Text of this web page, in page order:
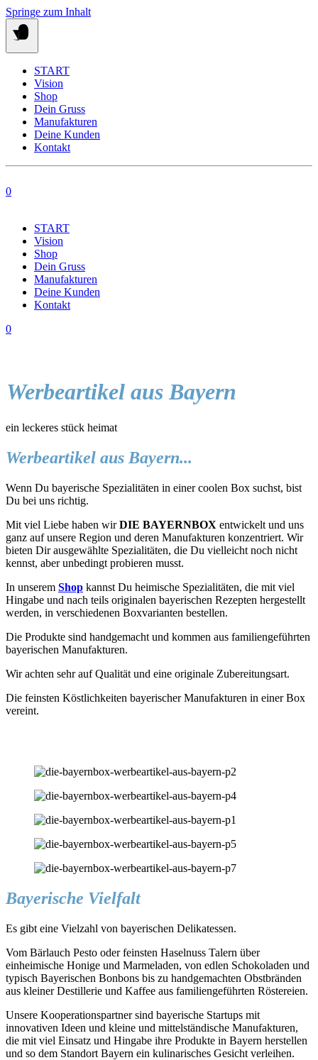
Springe zum Inhalt
START
Vision
Shop
Dein Gruss
Manufakturen
Deine Kunden
Kontakt
0
START
Vision
Shop
Dein Gruss
Manufakturen
Deine Kunden
Kontakt
0
Werbeartikel aus Bayern
ein leckeres stück heimat
Werbeartikel aus Bayern...
Wenn Du bayerische Spezialitäten in einer coolen Box suchst, bist
Du bei uns richtig.
Mit viel Liebe haben wirDIE BAYERNBOX entwickelt und uns
ganz auf unsere Region und deren Manufakturen konzentriert. Wir
bieten Dir ausgewählte Spezialitäten, die Du vielleicht noch nicht
kennst, aber unbedingt probieren musst.
In unserem Shop kannst Du heimische Spezialitäten, die mit viel
Hingabe und nach teils originalen bayerischen Rezepten hergestellt
werden, in verschiedenen Boxvarianten bestellen.
Die Produkte sind handgemacht und kommen aus familiengeführten
bayerischen Manufakturen.
Wir achten sehr auf Qualität und eine originale Zubereitungsart.
Die feinsten Köstlichkeiten bayerischer Manufakturen in einer Box
vereint.
Bayerische Vielfalt
Es gibt eine Vielzahl von bayerischen Delikatessen.
Vom Bärlauch Pesto oder feinsten Haselnuss Talern über
einheimische Honige und Marmeladen, von edlen Schokoladen und
typisch Bayerischen Bonbons bis zu handgemachten Obstbränden
aus kleiner Destillerie und Kaffee aus familiengeführten Röstereien.
Unsere Kooperationspartner sind bayerische Startups mit
innovativen Ideen und kleine und mittelständische Manufakturen,
die mit viel Einsatz und Hingabe ihre Produkte in Bayern herstellen
und so dem Standort Bayern ein kulinarisches Gesicht verleihen.